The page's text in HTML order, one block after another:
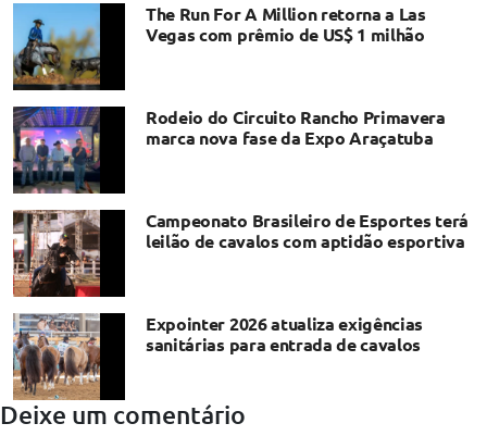
The Run For A Million retorna a Las
Vegas com prêmio de US$ 1 milhão
Rodeio do Circuito Rancho Primavera
marca nova fase da Expo Araçatuba
Campeonato Brasileiro de Esportes terá
leilão de cavalos com aptidão esportiva
Expointer 2026 atualiza exigências
sanitárias para entrada de cavalos
Deixe um comentário